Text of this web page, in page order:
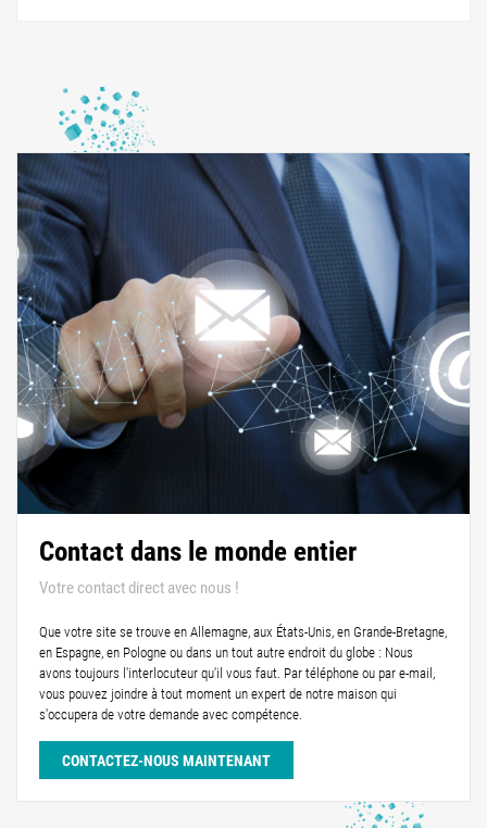
Contact dans le monde entier
Votre contact direct avec nous !
Que votre site se trouve en Allemagne, aux États-Unis, en Grande-Bretagne,
en Espagne, en Pologne ou dans un tout autre endroit du globe : Nous
avons toujours l'interlocuteur qu'il vous faut. Par téléphone ou par e-mail,
vous pouvez joindre à tout moment un expert de notre maison qui
s'occupera de votre demande avec compétence.
CONTACTEZ-NOUS MAINTENANT